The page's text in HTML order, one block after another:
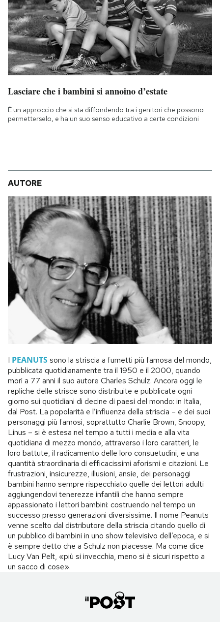
Lasciare che i bambini si annoino d’estate
È un approccio che si sta diffondendo tra i genitori che possono
permetterselo, e ha un suo senso educativo a certe condizioni
AUTORE
I PEANUTSsono la striscia a fumetti più famosa del mondo,
pubblicata quotidianamente tra il 1950 e il 2000, quando
morì a 77 anni il suo autore Charles Schulz. Ancora oggi le
repliche delle strisce sono distribuite e pubblicate ogni
giorno sui quotidiani di decine di paesi del mondo: in Italia,
dal Post. La popolarità e l’influenza della striscia – e dei suoi
personaggi più famosi, soprattutto Charlie Brown, Snoopy,
Linus – si è estesa nel tempo a tutti i media e alla vita
quotidiana di mezzo mondo, attraverso i loro caratteri, le
loro battute, il radicamento delle loro consuetudini, e una
quantità straordinaria di efficacissimi aforismi e citazioni. Le
frustrazioni, insicurezze, illusioni, ansie, dei personaggi
bambini hanno sempre rispecchiato quelle dei lettori adulti
aggiungendovi tenerezze infantili che hanno sempre
appassionato i lettori bambini: costruendo nel tempo un
successo presso generazioni diversissime. Il nome Peanuts
venne scelto dal distributore della striscia citando quello di
un pubblico di bambini in uno show televisivo dell’epoca, e si
è sempre detto che a Schulz non piacesse. Ma come dice
Lucy Van Pelt, «più si invecchia, meno si è sicuri rispetto a
un sacco di cose».